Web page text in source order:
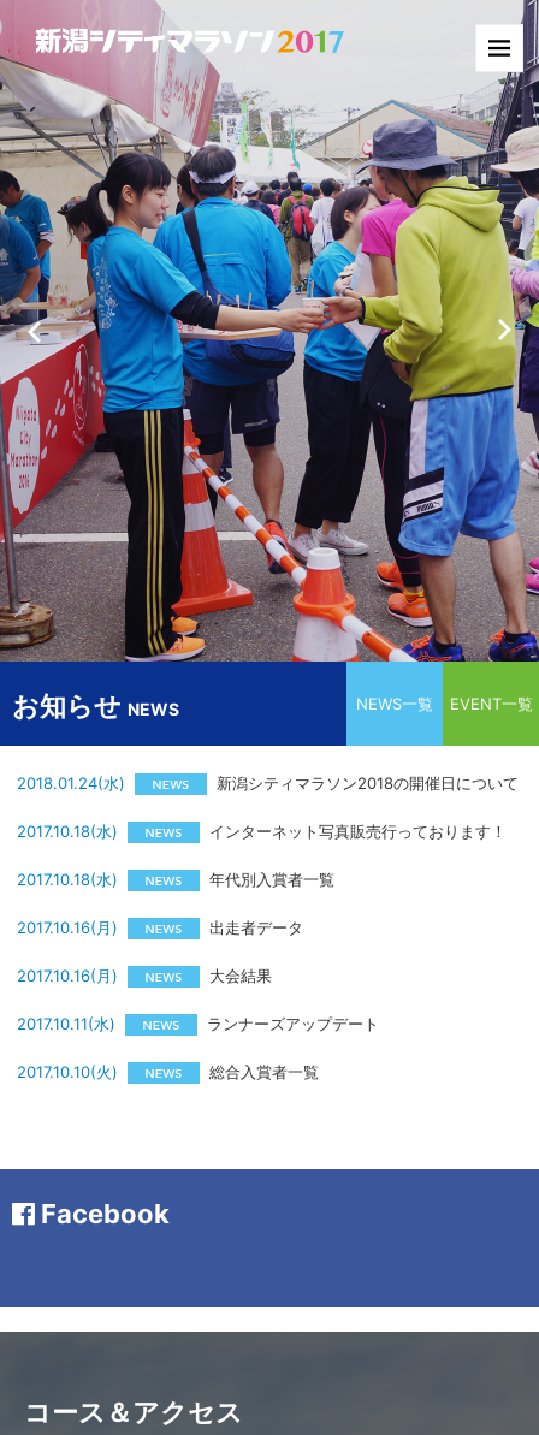
お知らせ NEWS NEWS一覧 EVENT一覧
2018.01.24(水) 新潟シティマラソン2018の開催日について
2017.10.18(水) インターネット写真販売行っております！
2017.10.18(水) 年代別入賞者一覧
2017.10.16(月) 出走者データ
2017.10.16(月) 大会結果
2017.10.11(水) ランナーズアップデート
2017.10.10(火) 総合入賞者一覧
Facebook
コース＆アクセス